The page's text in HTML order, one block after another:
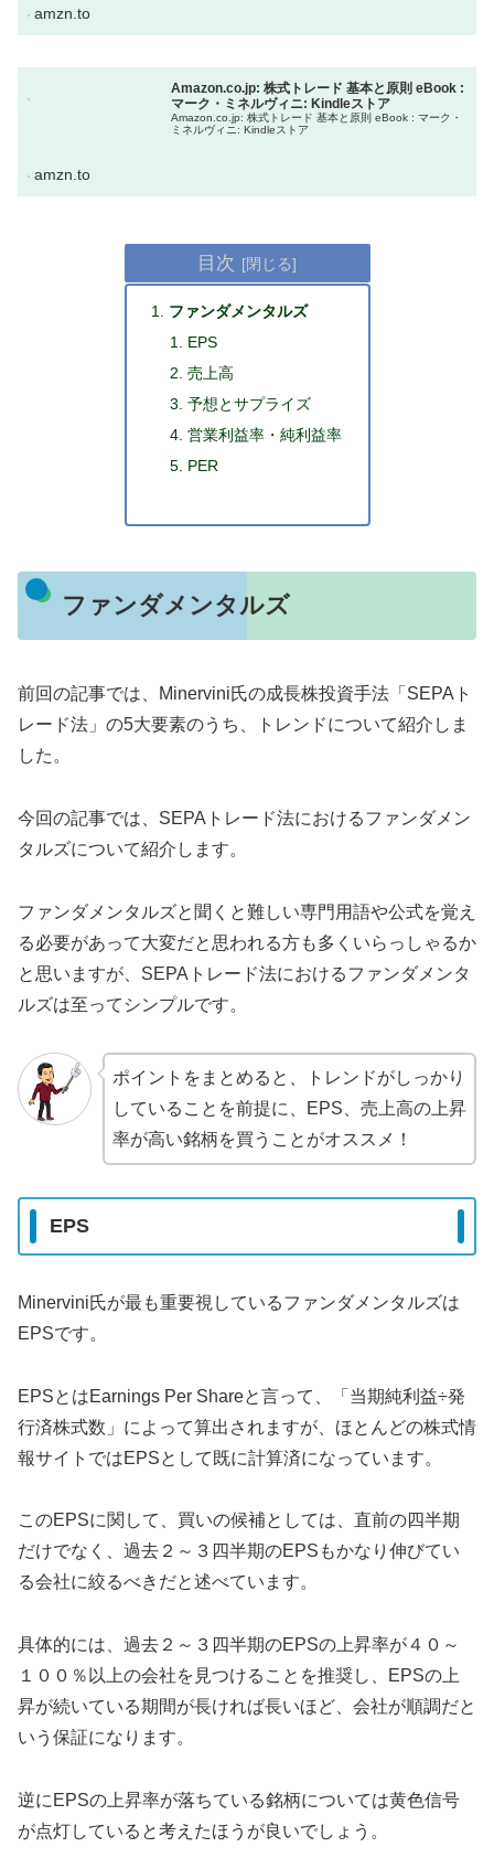
amzn.to
Amazon.co.jp: 株式トレード 基本と原則 eBook :
マーク・ミネルヴィニ: Kindleストア
Amazon.co.jp: 株式トレード 基本と原則 eBook : マーク・
ミネルヴィニ: Kindleストア
amzn.to
目次
ファンダメンタルズ
EPS
売上高
予想とサプライズ
営業利益率・純利益率
PER
ファンダメンタルズ
前回の記事では、Minervini氏の成長株投資手法「SEPAト
レード法」の5大要素のうち、トレンドについて紹介しま
した。
今回の記事では、SEPAトレード法におけるファンダメン
タルズについて紹介します。
ファンダメンタルズと聞くと難しい専門用語や公式を覚え
る必要があって大変だと思われる方も多くいらっしゃるか
と思いますが、SEPAトレード法におけるファンダメンタ
ルズは至ってシンプルです。
ポイントをまとめると、トレンドがしっかり
していることを前提に、EPS、売上高の上昇
率が高い銘柄を買うことがオススメ！
EPS
Minervini氏が最も重要視しているファンダメンタルズは
EPSです。
EPSとはEarnings Per Shareと言って、「当期純利益÷発
行済株式数」によって算出されますが、ほとんどの株式情
報サイトではEPSとして既に計算済になっています。
このEPSに関して、買いの候補としては、直前の四半期
だけでなく、過去２～３四半期のEPSもかなり伸びてい
る会社に絞るべきだと述べています。
具体的には、過去２～３四半期のEPSの上昇率が４０～
１００％以上の会社を見つけることを推奨し、EPSの上
昇が続いている期間が長ければ長いほど、会社が順調だと
いう保証になります。
逆にEPSの上昇率が落ちている銘柄については黄色信号
が点灯していると考えたほうが良いでしょう。